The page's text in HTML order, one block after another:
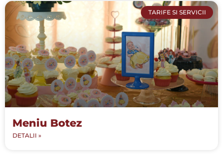
TARIFE SI SERVICII
Meniu Botez
DETALII »